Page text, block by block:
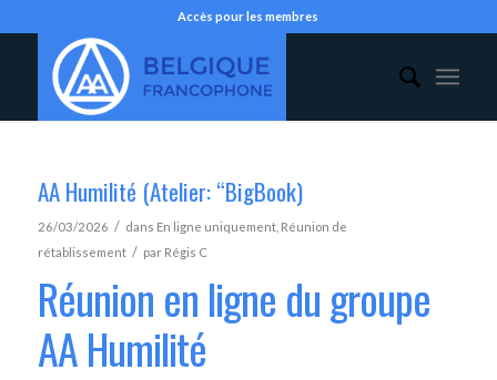
Accès pour les membres
AA Humilité (Atelier: “BigBook)
26/03/2026 / dans En ligne uniquement, Réunion de
rétablissement / par Régis C
Réunion en ligne du groupe
AA Humilité